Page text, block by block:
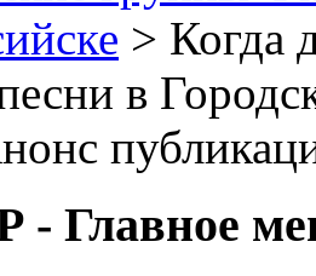
> Когда
в
Главное